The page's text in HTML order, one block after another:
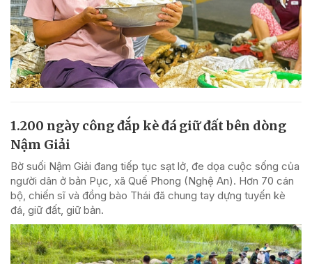
1.200 ngày công đắp kè đá giữ đất bên dòng
Nậm Giải
Bờ suối Nậm Giải đang tiếp tục sạt lở, đe dọa cuộc sống của
người dân ở bản Pục, xã Quế Phong (Nghệ An). Hơn 70 cán
bộ, chiến sĩ và đồng bào Thái đã chung tay dựng tuyến kè
đá, giữ đất, giữ bản.